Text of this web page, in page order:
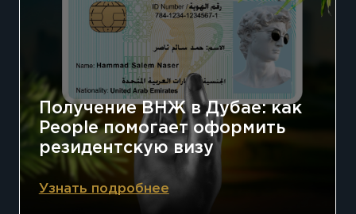
Получение ВНЖ в Дубае: как
People помогает оформить
резидентскую визу
Узнать подробнее